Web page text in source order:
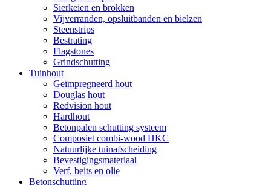
Sierkeien en brokken
Vijverranden, opsluitbanden en bielzen
Steenstrips
Bestrating
Flagstones
Grindschutting
Tuinhout
Geïmpregneerd hout
Douglas hout
Redvision hout
Hardhout
Betonpalen schutting systeem
Composiet combi-wood HKC
Natuurlijke tuinafscheiding
Bevestigingsmateriaal
Verf, beits en olie
Betonschutting